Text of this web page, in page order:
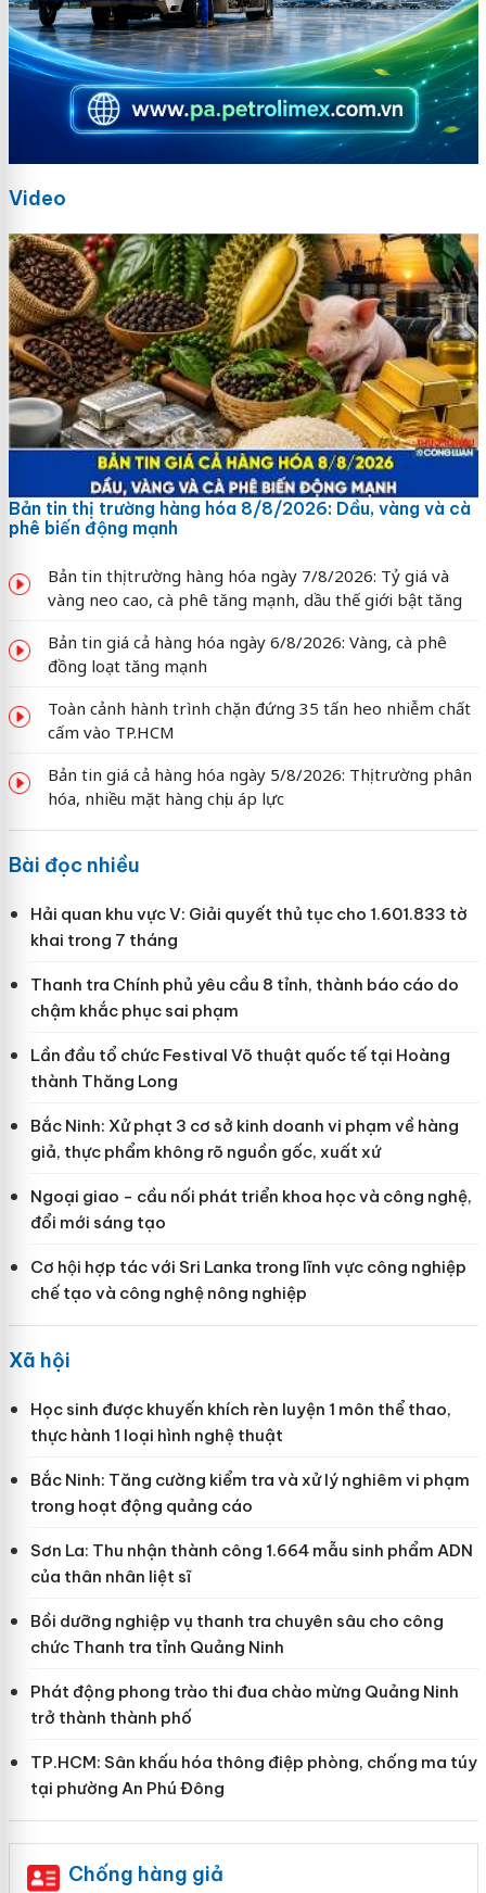
Video
Bản tin thị trường hàng hóa 8/8/2026: Dầu, vàng và cà
phê biến động mạnh
Bản tin thị trường hàng hóa ngày 7/8/2026: Tỷ giá và
vàng neo cao, cà phê tăng mạnh, dầu thế giới bật tăng
Bản tin giá cả hàng hóa ngày 6/8/2026: Vàng, cà phê
đồng loạt tăng mạnh
Toàn cảnh hành trình chặn đứng 35 tấn heo nhiễm chất
cấm vào TP.HCM
Bản tin giá cả hàng hóa ngày 5/8/2026: Thị trường phân
hóa, nhiều mặt hàng chịu áp lực
Bài đọc nhiều
Hải quan khu vực V: Giải quyết thủ tục cho 1.601.833 tờ
khai trong 7 tháng
Thanh tra Chính phủ yêu cầu 8 tỉnh, thành báo cáo do
chậm khắc phục sai phạm
Lần đầu tổ chức Festival Võ thuật quốc tế tại Hoàng
thành Thăng Long
Bắc Ninh: Xử phạt 3 cơ sở kinh doanh vi phạm về hàng
giả, thực phẩm không rõ nguồn gốc, xuất xứ
Ngoại giao - cầu nối phát triển khoa học và công nghệ,
đổi mới sáng tạo
Cơ hội hợp tác với Sri Lanka trong lĩnh vực công nghiệp
chế tạo và công nghệ nông nghiệp
Xã hội
Học sinh được khuyến khích rèn luyện 1 môn thể thao,
thực hành 1 loại hình nghệ thuật
Bắc Ninh: Tăng cường kiểm tra và xử lý nghiêm vi phạm
trong hoạt động quảng cáo
Sơn La: Thu nhận thành công 1.664 mẫu sinh phẩm ADN
của thân nhân liệt sĩ
Bồi dưỡng nghiệp vụ thanh tra chuyên sâu cho công
chức Thanh tra tỉnh Quảng Ninh
Phát động phong trào thi đua chào mừng Quảng Ninh
trở thành thành phố
TP.HCM: Sân khấu hóa thông điệp phòng, chống ma túy
tại phường An Phú Đông
Chống hàng giả